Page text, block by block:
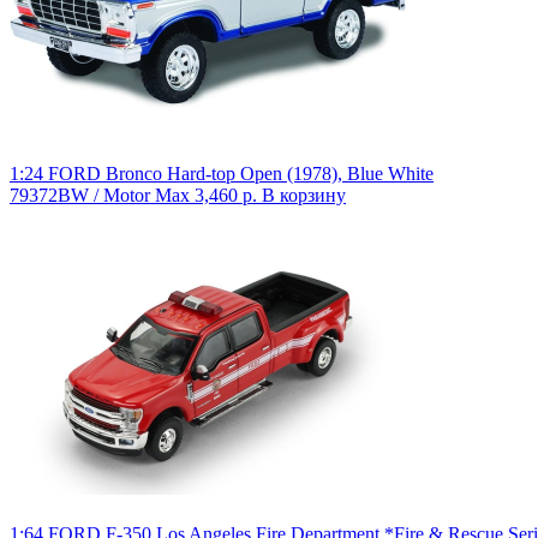
1:24 FORD Bronco Hard-top Open (1978), Blue White
79372BW / Motor Max 3,460 р. В корзину